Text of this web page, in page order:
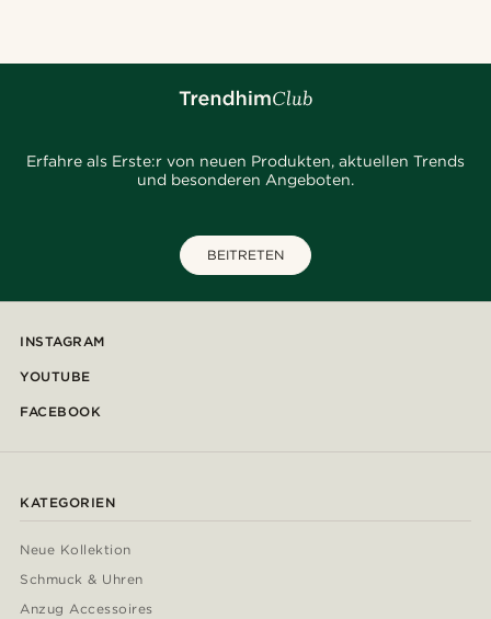
Erfahre als Erste:r von neuen Produkten, aktuellen Trends
und besonderen Angeboten.
BEITRETEN
INSTAGRAM
YOUTUBE
FACEBOOK
KATEGORIEN
Neue Kollektion
Schmuck & Uhren
Anzug Accessoires